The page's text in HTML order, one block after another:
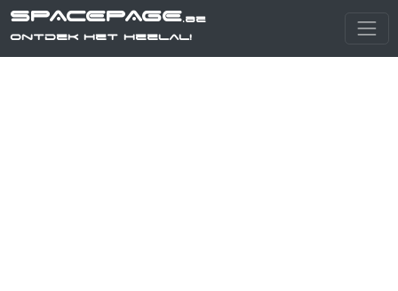
SPACEPAGE.be
Ontdek het heelal!